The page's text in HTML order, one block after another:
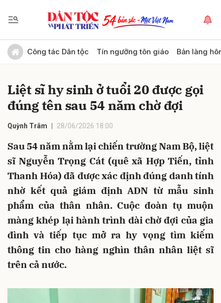
Công tác Dân tộc Tín ngưỡng tôn giáo Bản làng
Liệt sĩ hy sinh ở tuổi 20 được gọi
đúng tên sau 54 năm chờ đợi
Quỳnh Trâm 28/06/2026 18:00
Sau 54 năm nằm lại chiến trường Nam Bộ, liệt
sĩ Nguyễn Trọng Cát (quê xã Hợp Tiến, tỉnh
Thanh Hóa) đã được xác định đúng danh tính
nhờ kết quả giám định ADN từ mẫu sinh
phẩm của thân nhân. Cuộc đoàn tụ muộn
màng khép lại hành trình dài chờ đợi của gia
đình và tiếp tục mở ra hy vọng tìm kiếm
thông tin cho hàng nghìn thân nhân liệt sĩ
trên cả nước.
Gửi bình luận
Hủy Gửi